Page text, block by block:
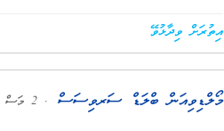
އިތުރަށް ވިދާޅުވޭ
މޯލްޑިވިއަން ބްލަޑް ސަރވިސަސް . 2 މަސް ކުރިން